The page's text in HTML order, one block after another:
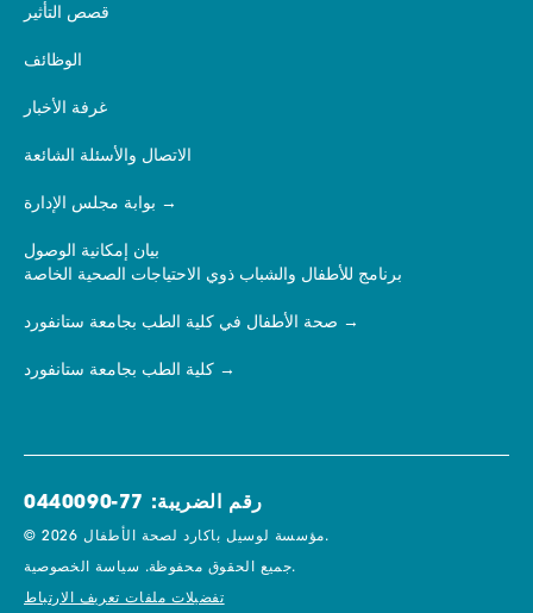
قصص التأثير
الوظائف
غرفة الأخبار
الاتصال والأسئلة الشائعة
بوابة مجلس الإدارة
بيان إمكانية الوصول
برنامج للأطفال والشباب ذوي الاحتياجات الصحية الخاصة
صحة الأطفال في كلية الطب بجامعة ستانفورد
كلية الطب بجامعة ستانفورد
رقم الضريبة: 77-0440090
© 2026 مؤسسة لوسيل باكارد لصحة الأطفال.
جميع الحقوق محفوظة.سياسة الخصوصية.
تفضيلات ملفات تعريف الارتباط